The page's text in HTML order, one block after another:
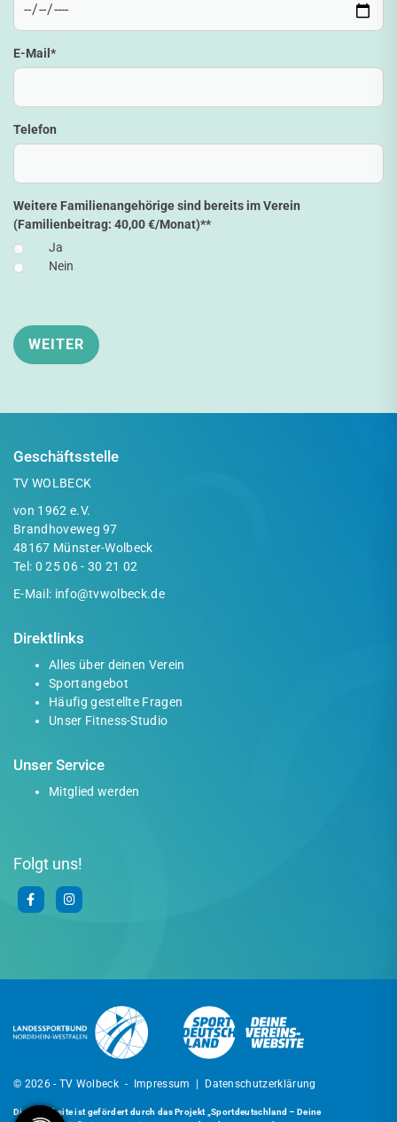
E-Mail *
Telefon
Weitere Familienangehörige sind bereits im Verein
(Familienbeitrag: 40,00 €/Monat)**
Ja
Nein
Geschäftsstelle
TV WOLBECK
von 1962 e.V.
Brandhoveweg 97
48167 Münster-Wolbeck
Tel: 0 25 06 - 30 21 02
E-Mail: info@tvwolbeck.de
Direktlinks
Alles über deinen Verein
Sportangebot
Häufig gestellte Fragen
Unser Fitness-Studio
Unser Service
Mitglied werden
Folgt uns!
© 2026 - TV Wolbeck - Impressum Datenschutzerklärung
Diese Website ist gefördert durch das Projekt„Sportdeutschland – Deine